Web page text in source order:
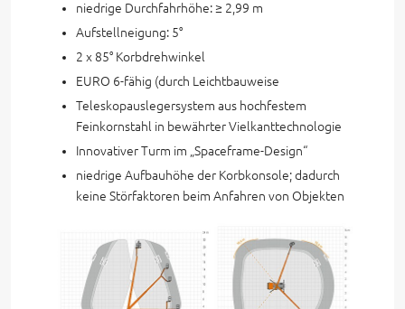
niedrige Durchfahrhöhe: ≥ 2,99 m
Aufstellneigung: 5°
2 x 85° Korbdrehwinkel
EURO 6-fähig (durch Leichtbauweise
Teleskopauslegersystem aus hochfestem
Feinkornstahl in bewährter Vielkanttechnologie
Innovativer Turm im „Spaceframe-Design“
niedrige Aufbauhöhe der Korbkonsole; dadurch
keine Störfaktoren beim Anfahren von Objekten